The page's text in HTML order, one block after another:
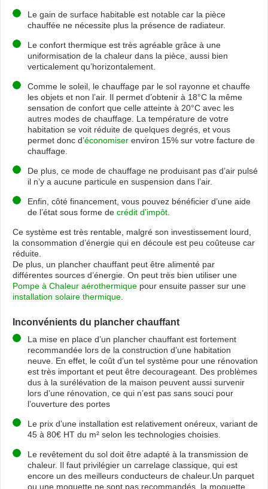
Le gain de surface habitable est notable car la pièce
chauffée ne nécessite plus la présence de radiateur.
Le confort thermique est très agréable grâce à une
uniformisation de la chaleur dans la pièce, aussi bien
verticalement qu’horizontalement.
Comme le soleil, le chauffage par le sol rayonne et chauffe
les objets et non l’air. Il permet d’obtenir à 18°C la même
sensation de confort que celle atteinte à 20°C avec les
autres modes de chauffage. La température de votre
habitation se voit réduite de quelques degrés, et vous
permet donc d’économiser environ 15% sur votre facture de
chauffage.
De plus, ce mode de chauffage ne produisant pas d’air pulsé
il n’y a aucune particule en suspension dans l’air.
Enfin, côté financement, vous pouvez bénéficier d’une aide
de l’état sous forme de crédit d’impôt
Ce système est très rentable, malgré son investissement lourd,
la consommation d’énergie qui en découle est peu coûteuse car
réduite.
De plus, un plancher chauffant peut être alimenté par
différentes sources d’énergie. On peut très bien utiliser une
Pompe à Chaleur aérothermique pour ensuite passer sur une
installation solaire thermique
Inconvénients du plancher chauffant
La mise en place d’un plancher chauffant est fortement
recommandée lors de la construction d’une habitation
neuve. En effet, le coût d’un tel système pour une rénovation
est très important et peut être decourageant. Des problèmes
dus à la surélévation de la maison peuvent aussi survenir
lors d’une rénovation, ce qui n’est pas sans souci pour
l’ouverture des portes
Le prix d’une installation est relativement onéreux, variant de
45 à 80€ HT du m² selon les technologies choisies.
Le revêtement du sol doit être adapté à la transmission de
chaleur. Il faut privilégier un carrelage classique, qui est
encore un des meilleurs conducteurs de chaleur.Un parquet
ou une moquette ne sont pas recommandés, la moquette